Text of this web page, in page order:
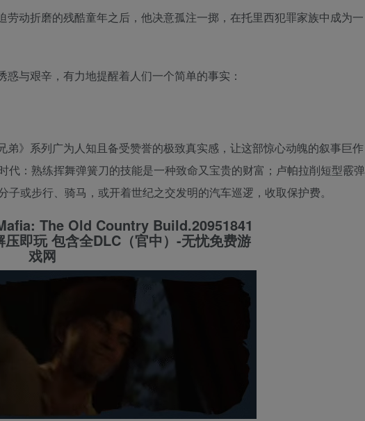
动折磨的残酷童年之后，他决意孤注一掷，在托里西犯罪家族中成为一
与艰辛，有力地提醒着人们一个简单的事实：
》系列广为人知且备受赞誉的极致真实感，让这部惊心动魄的叙事巨作
：熟练挥舞弹簧刀的技能是一种致命又宝贵的财富；卢帕拉削短型霰弹
或步行、骑马，或开着世纪之交发明的汽车巡逻，收取保护费。